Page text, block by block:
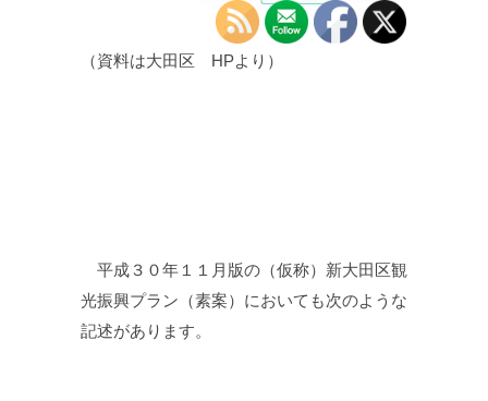
（資料は大田区 HPより）
平成３０年１１月版の（仮称）新大田区観
光振興プラン（素案）においても次のような
記述があります。